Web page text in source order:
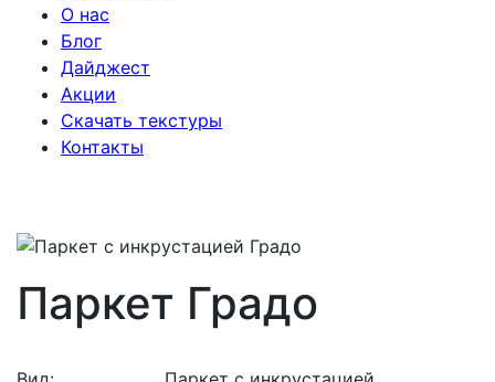
О нас
Блог
Дайджест
Акции
Скачать текстуры
Контакты
Паркет Градо